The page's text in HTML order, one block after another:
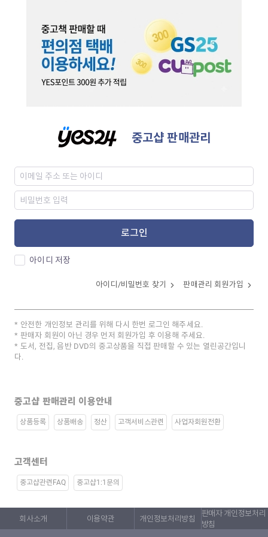
중고샵 판매관리
로그인
아이디 저장
아이디/비밀번호 찾기 판매관리 회원가입
안전한 개인정보 관리를 위해 다시 한번 로그인 해주세요.
판매자 회원이 아닌 경우 먼저 회원가입 후 이용해 주세요.
도서, 전집, 음반 DVD의 중고상품을 직접 판매할 수 있는 열린공간입니
다.
중고샵 판매관리 이용안내
상품등록 상품배송 정산 고객서비스관련 사업자회원전환
고객센터
중고샵관련FAQ 중고샵1:1문의
회사소개 이용약관 개인정보처리방침
판매자 개인정보처리
방침